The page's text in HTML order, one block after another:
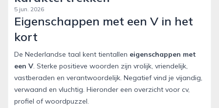
5 jun. 2026
Eigenschappen met een V in het
kort
De Nederlandse taal kent tientallen eigenschappen met
een V. Sterke positieve woorden zijn vrolijk, vriendelijk,
vastberaden en verantwoordelijk. Negatief vind je vijandig,
verwaand en vluchtig. Hieronder een overzicht voor cv,
profiel of woordpuzzel.